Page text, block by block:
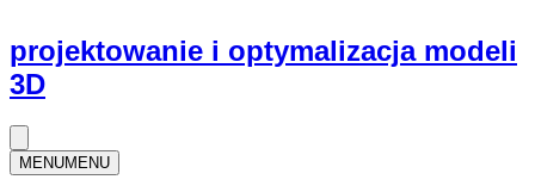
projektowanie i optymalizacja modeli
3D
MENUMENU